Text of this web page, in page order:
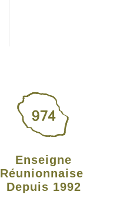
Enseigne
Réunionnaise
Depuis 1992